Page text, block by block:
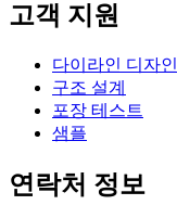
고객 지원
다이라인 디자인
구조 설계
포장 테스트
샘플
연락처 정보